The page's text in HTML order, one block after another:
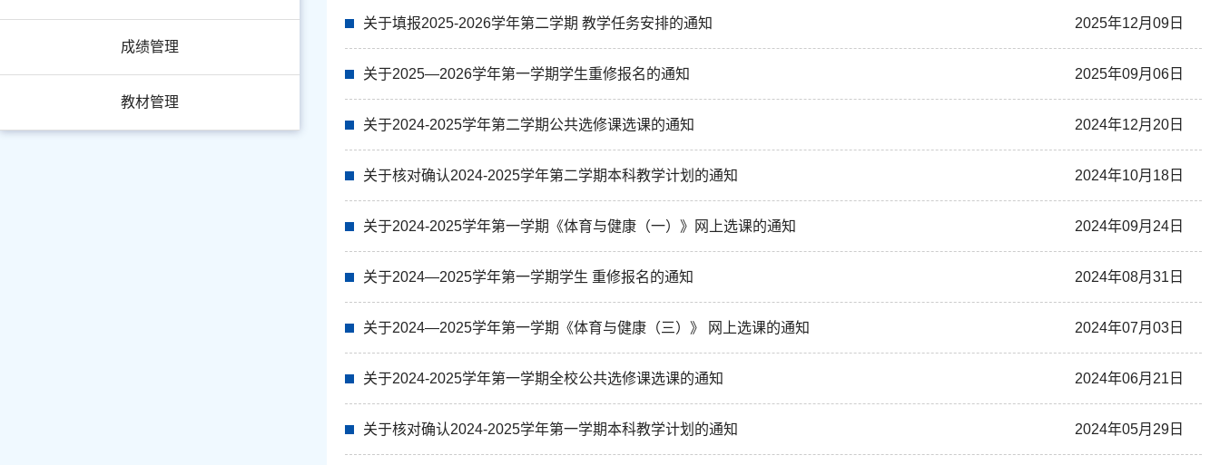
成绩管理
教材管理
关于填报2025-2026学年第二学期 教学任务安排的通知 2025年12月09日
关于2025—2026学年第一学期学生重修报名的通知 2025年09月06日
关于2024-2025学年第二学期公共选修课选课的通知 2024年12月20日
关于核对确认2024-2025学年第二学期本科教学计划的通知 2024年10月18日
关于2024-2025学年第一学期《体育与健康（一）》网上选课的通知 2024年09月24日
关于2024—2025学年第一学期学生 重修报名的通知 2024年08月31日
关于2024—2025学年第一学期《体育与健康（三）》 网上选课的通知 2024年07月03日
关于2024-2025学年第一学期全校公共选修课选课的通知 2024年06月21日
关于核对确认2024-2025学年第一学期本科教学计划的通知 2024年05月29日